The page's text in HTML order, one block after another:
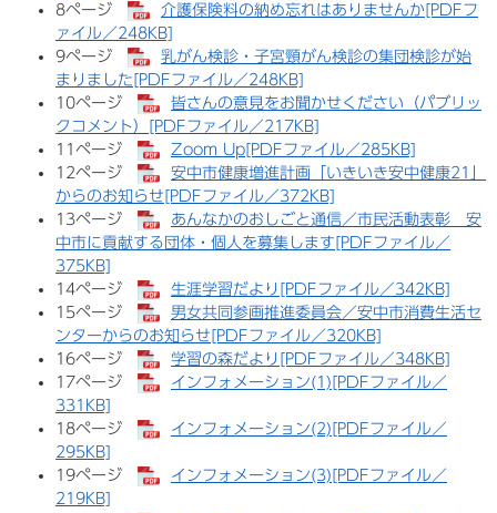
8ページ
介護保険料の納め忘れはありませんか[PDFフ
ァイル／248KB]
9ページ
乳がん検診・子宮頸がん検診の集団検診が始
まりました[PDFファイル／248KB]
10ページ
皆さんの意見をお聞かせください（パブリッ
クコメント）[PDFファイル／217KB]
11ページ
Zoom Up[PDFファイル／285KB]
12ページ
安中市健康増進計画「いきいき安中健康21」
からのお知らせ[PDFファイル／372KB]
13ページ
あんなかのおしごと通信／市民活動表彰 安
中市に貢献する団体・個人を募集します[PDFファイル／
375KB]
14ページ
生涯学習だより[PDFファイル／342KB]
15ページ
男女共同参画推進委員会／安中市消費生活セ
ンターからのお知らせ[PDFファイル／320KB]
16ページ
学習の森だより[PDFファイル／348KB]
17ページ
インフォメーション(1)[PDFファイル／
331KB]
18ページ
インフォメーション​(2)[PDFファイル／
295KB]
19ページ
インフォメーション​(3)[PDFファイル／
219KB]